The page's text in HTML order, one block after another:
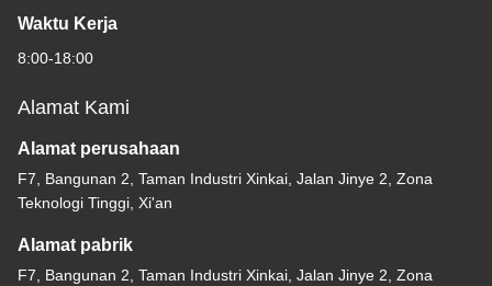
Waktu Kerja
8:00-18:00
Alamat Kami
Alamat perusahaan
F7, Bangunan 2, Taman Industri Xinkai, Jalan Jinye 2, Zona
Teknologi Tinggi, Xi'an
Alamat pabrik
F7, Bangunan 2, Taman Industri Xinkai, Jalan Jinye 2, Zona